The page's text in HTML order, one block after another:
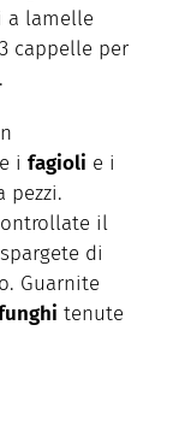
a lamelle
cappelle per
i fagioli e i
pezzi.
il
di
Guarnite
tenute